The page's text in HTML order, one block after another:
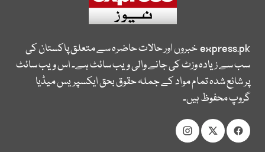
express.pkخبروں اور حالات حاضرہ سے متعلق پاکستان کی
سب سے زیادہ وزٹ کی جانے والی ویب سائٹ ہے۔ اس ویب سائٹ
پر شائع شدہ تمام مواد کے جملہ حقوق بحق ایکسپریس میڈیا
گروپ محفوظ ہیں۔